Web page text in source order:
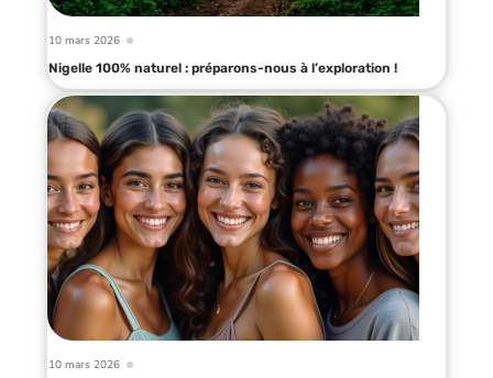
10 mars 2026
Nigelle 100% naturel : préparons-nous à l’exploration !
10 mars 2026